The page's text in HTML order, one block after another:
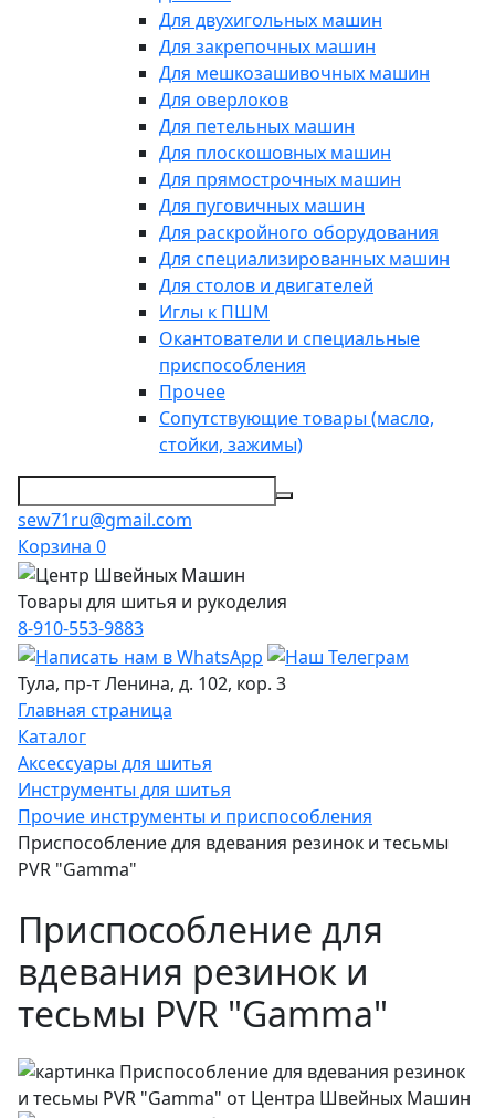
Для двухигольных машин
Для закрепочных машин
Для мешкозашивочных машин
Для оверлоков
Для петельных машин
Для плоскошовных машин
Для прямострочных машин
Для пуговичных машин
Для раскройного оборудования
Для специализированных машин
Для столов и двигателей
Иглы к ПШМ
Окантователи и специальные
приспособления
Прочее
Сопутствующие товары (масло,
стойки, зажимы)
sew71ru@gmail.com
Корзина 0
Товары для шитья и рукоделия
8-910-553-9883
Тула, пр-т Ленина, д. 102, кор. 3
Главная страница
Каталог
Аксессуары для шитья
Инструменты для шитья
Прочие инструменты и приспособления
Приспособление для вдевания резинок и тесьмы
PVR "Gamma"
Приспособление для
вдевания резинок и
тесьмы PVR "Gamma"